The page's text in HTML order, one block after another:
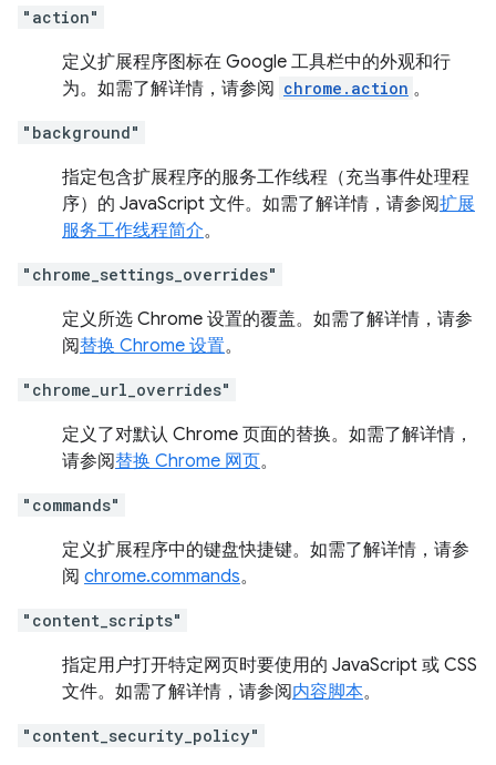
"action"
定义扩展程序图标在 Google 工具栏中的外观和行
为。如需了解详情，请参阅 chrome.action 。
"background"
指定包含扩展程序的服务工作线程（充当事件处理程
序）的 JavaScript 文件。如需了解详情，请参阅扩展
服务工作线程简介。
"chrome_settings_overrides"
定义所选 Chrome 设置的覆盖。如需了解详情，请参
阅替换 Chrome 设置。
"chrome_url_overrides"
定义了对默认 Chrome 页面的替换。如需了解详情，
请参阅替换 Chrome 网页。
"commands"
定义扩展程序中的键盘快捷键。如需了解详情，请参
阅 chrome.commands。
"content_scripts"
指定用户打开特定网页时要使用的 JavaScript 或 CSS
文件。如需了解详情，请参阅内容脚本。
"content_security_policy"